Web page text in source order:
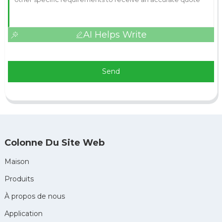
AI Helps Write
Send
Colonne Du Site Web
Maison
Produits
À propos de nous
Application